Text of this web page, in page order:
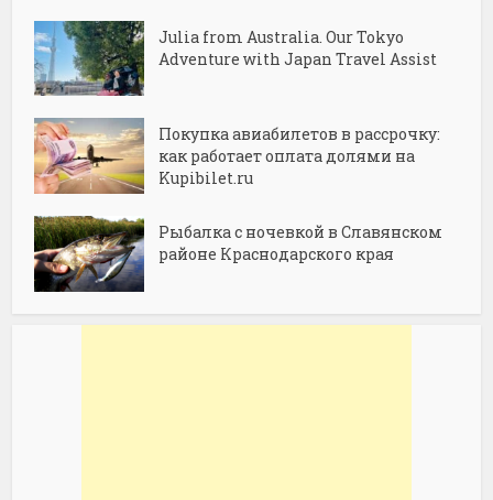
Julia from Australia. Our Tokyo
Adventure with Japan Travel Assist
Покупка авиабилетов в рассрочку:
как работает оплата долями на
Kupibilet.ru
Рыбалка с ночевкой в Славянском
районе Краснодарского края